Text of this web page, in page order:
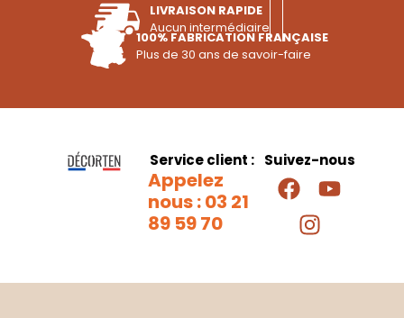
LIVRAISON RAPIDE
Aucun intermédiaire
100% FABRICATION FRANÇAISE
Plus de 30 ans de savoir-faire
Service client :
Appelez
nous : 03 21
89 59 70
Suivez-nous